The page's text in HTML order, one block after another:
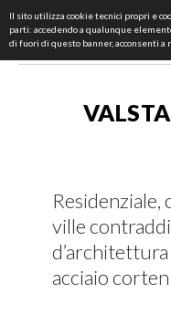
ville
acciaio
Il sito utilizza cookie tecnici propri e
parti: accedendo a qualunque
di fuori di questo banner, acconsenti a